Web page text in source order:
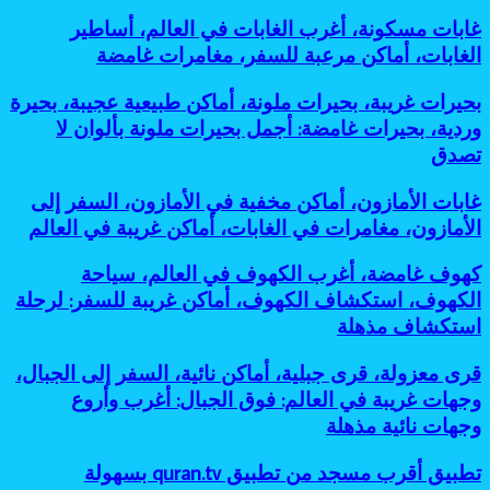
قديمة
مخفية
تحت
مغامرات
مذهلة
لعشاق
رحلات
استكشافية:
وأخطر
وجهات
نائية
للمغامرين
غريبة
للسفر،
وجهات
غير
معروفة:
جزر
مخفية
كأنها
الخريطة
غابات
مسكونة،
أغرب
في
العالم،
أساطير
الغابات،
أماكن
مرعبة
للسفر،
غامضة
غابات مسكونة، أغرب الغابات في العالم، أساطير
الغابات، أماكن مرعبة للسفر، مغامرات غامضة
بحيرات
غريبة،
بحيرات
ملونة،
طبيعية
عجيبة،
بحيرة
وردية،
بحيرات
غامضة:
أجمل
ملونة
بألوان
لا
تصدق
بحيرات غريبة، بحيرات ملونة، أماكن طبيعية عجيبة، بحيرة
وردية، بحيرات غامضة: أجمل بحيرات ملونة بألوان لا
تصدق
غابات
الأمازون،
أماكن
مخفية
في
الأمازون،
السفر
الأمازون،
مغامرات
في
الغابات،
غريبة
غابات الأمازون، أماكن مخفية في الأمازون، السفر إلى
الأمازون، مغامرات في الغابات، أماكن غريبة في العالم
كهوف
غامضة،
أغرب
الكهوف
العالم،
سياحة
الكهوف،
استكشاف
أماكن
كهوف غامضة، أغرب الكهوف في العالم، سياحة
الكهوف، استكشاف الكهوف، أماكن غريبة للسفر: لرحلة
استكشاف مذهلة
قرى
معزولة،
قرى
جبلية،
نائية،
قرى معزولة، قرى جبلية، أماكن نائية، السفر إلى الجبال،
وجهات غريبة في العالم: فوق الجبال: أغرب وأروع
وجهات نائية مذهلة
تطبيق
تطبيق أقرب مسجد من تطبيق quran.tv بسهولة